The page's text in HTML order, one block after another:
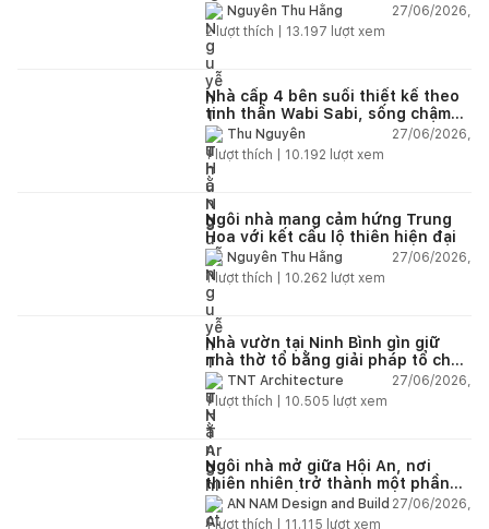
Nguyễn Thu Hằng
27/06/2026,
2lượt thích | 13.197 lượt xem
Nhà cấp 4 bên suối thiết kế theo
tinh thần Wabi Sabi, sống chậm
giữa thiên nhiên
Thu Nguyễn
27/06/2026,
1lượt thích | 10.192 lượt xem
Ngôi nhà mang cảm hứng Trung
Hoa với kết cấu lộ thiên hiện đại
Nguyễn Thu Hằng
27/06/2026,
1lượt thích | 10.262 lượt xem
Nhà vườn tại Ninh Bình gìn giữ
nhà thờ tổ bằng giải pháp tổ chức
lại không gian
TNT Architecture
27/06/2026,
1lượt thích | 10.505 lượt xem
Ngôi nhà mở giữa Hội An, nơi
thiên nhiên trở thành một phần
của cuộc sống
AN NAM Design and Build 27/06/2026,
1lượt thích | 11.115 lượt xem